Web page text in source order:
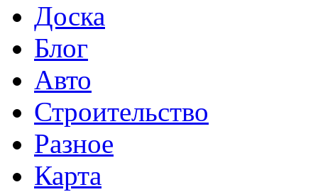
Доска
Блог
Авто
Строительство
Разное
Карта